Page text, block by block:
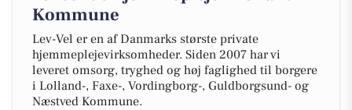
Kommune
Lev-Vel er en af Danmarks største private
hjemmeplejevirksomheder. Siden 2007 har vi
leveret omsorg, tryghed og høj faglighed til borgere
i Lolland-, Faxe-, Vordingborg-, Guldborgsund- og
Næstved Kommune.